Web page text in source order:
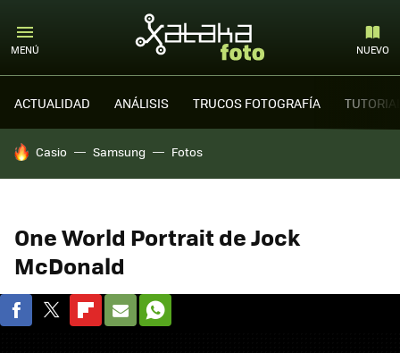
MENÚ NUEVO
ACTUALIDAD ANÁLISIS TRUCOS FOTOGRAFÍA
HOY SE HABLA DE
Casio Samsung Fotos
One World Portrait de Jock
McDonald